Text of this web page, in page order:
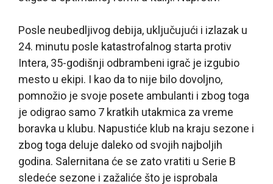
Posle neubedljivog debija, uključujući i izlazak u
24. minutu posle katastrofalnog starta protiv
Intera, 35-godišnji odbrambeni igrač je izgubio
mesto u ekipi. I kao da to nije bilo dovoljno,
pomnožio je svoje posete ambulanti i zbog toga
je odigrao samo 7 kratkih utakmica za vreme
boravka u klubu. Napustiće klub na kraju sezone i
zbog toga deluje daleko od svojih najboljih
godina. Salernitana će se zato vratiti u Serie B
sledeće sezone i zažaliće što je isprobala